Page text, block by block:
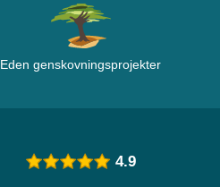
Eden genskovningsprojekter
4.9